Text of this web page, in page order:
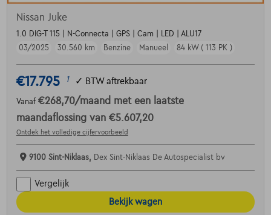
Nissan Juke
1.0 DIG-T 115 | N-Connecta | GPS | Cam | LED | ALU17
03/2025
30.560 km Benzine Manueel 84 kW ( 113 PK )
€17.795 1 ✓ BTW aftrekbaar
Vanaf €268,70/maand met een laatste
maandaflossing van €5.607,20
Ontdek het volledige cijfervoorbeeld
9100 Sint-Niklaas, Dex Sint-Niklaas De Autospecialist bv
Vergelijk
Bekijk wagen